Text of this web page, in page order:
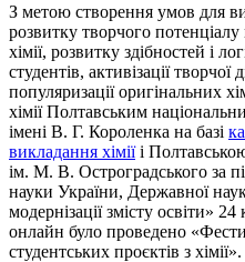
З метою створення умов для
розвитку творчого потенціалу
хімії, розвитку здібностей і
студентів, активізації творчої
популяризації оригінальних
хімії Полтавським
імені В. Г. Короленка на базі
викладання хіміїі
ім. М. В. Остроградського за
науки України, Державної
модернізації змісту освіти»
онлайн було проведено
студентських проєктів з хімії».